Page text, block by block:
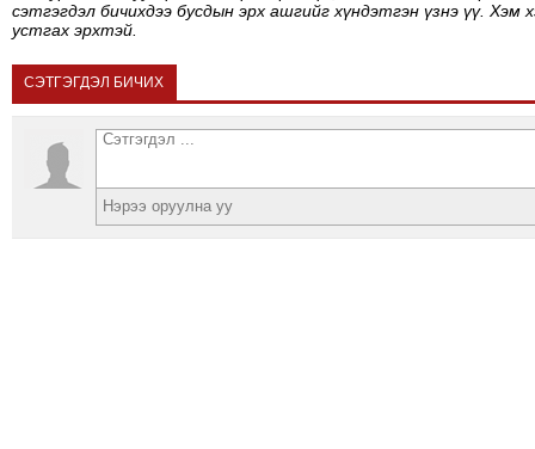
сэтгэгдэл бичихдээ бусдын эрх ашгийг хүндэтгэн үзнэ үү. Хэм
устгах эрхтэй.
СЭТГЭГДЭЛ БИЧИХ